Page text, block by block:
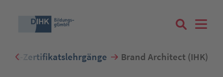
Suchbegriff eingeben
IHK-Zertifikatslehrgänge Brand Architect (IHK)